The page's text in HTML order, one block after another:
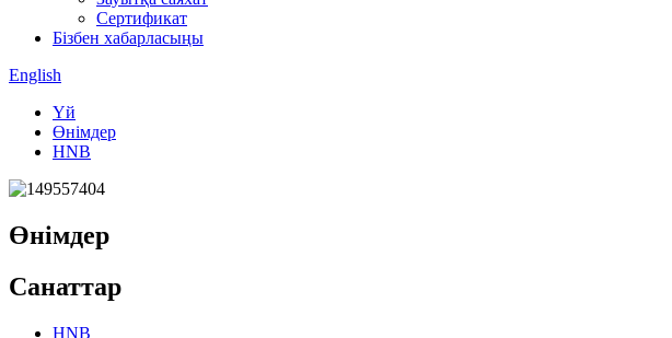
Сертификат
Бізбен хабарласыңы
English
Үй
Өнімдер
HNB
Өнімдер
Санаттар
HNB